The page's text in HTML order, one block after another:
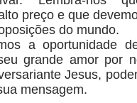
preço e que
do mundo.
a oportunidade
grande amor por
Jesus,
mensagem.